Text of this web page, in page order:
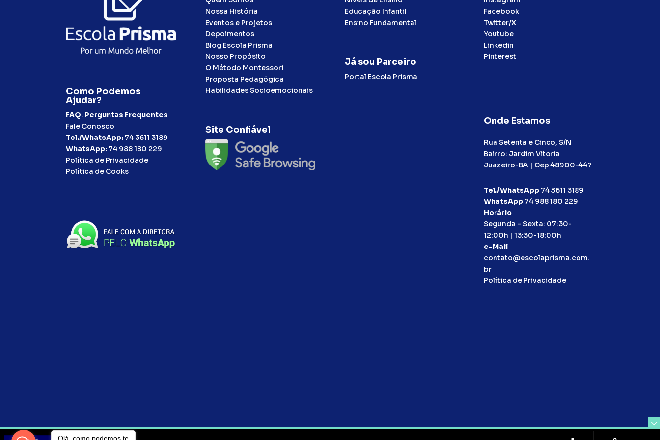
Como Podemos
Ajudar?
FAQ. Perguntas Frequentes
Fale Conosco
Tel./WhatsApp: 74 3611 3189
WhatsApp: 74 988 180 229
Política de Privacidade
Política de Cooks
Nossa História
Eventos e Projetos
Depoimentos
Blog Escola Prisma
Nosso Propósito
O Método Montessori
Proposta Pedagógica
Habilidades Socioemocionais
Site Confiável
Educação Infantil
Ensino Fundamental
Já sou Parceiro
Portal Escola Prisma
Facebook
Twitter/X
Youtube
Linkedin
Pinterest
Onde Estamos
Rua Setenta e Cinco, S/N
Bairro: Jardim Vitoria
Juazeiro-BA | Cep 48900-447
Tel./WhatsApp 74 3611 3189
WhatsApp 74 988 180 229
Horário
Segunda – Sexta: 07:30-
12:00h | 13:30-18:00h
e-Mail
contato@escolaprisma.com.
br
Política de Privacidade
Olá, como podemos te